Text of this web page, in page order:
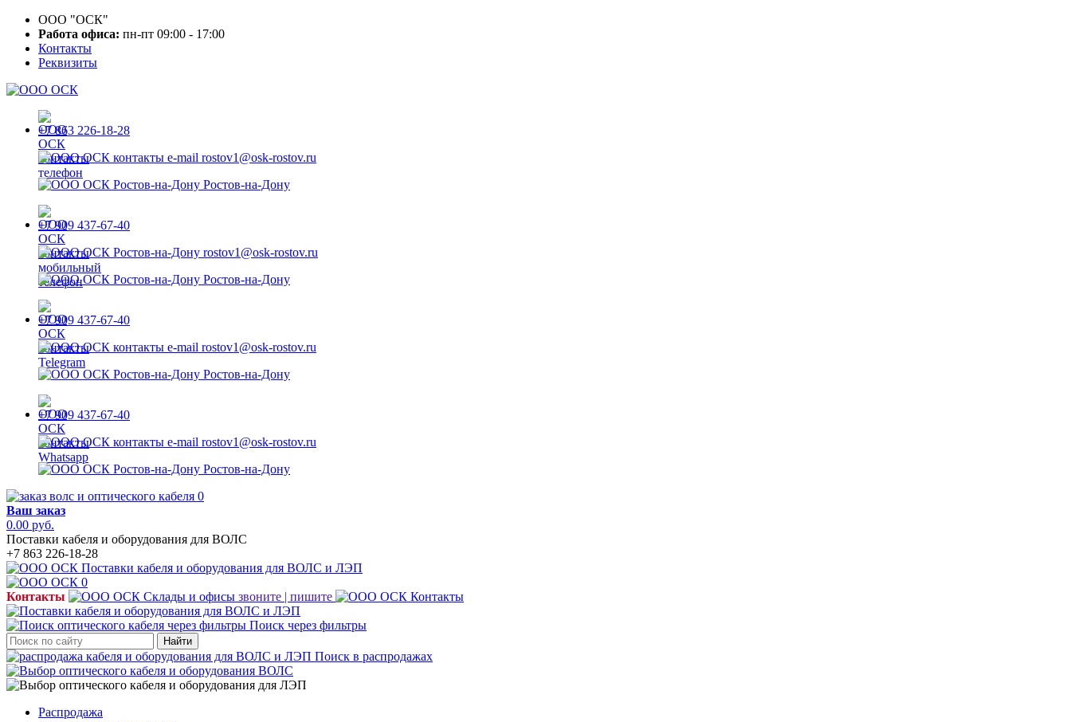
ООО "ОСК"
Работа офиса: пн-пт 09:00 - 17:00
Контакты
Реквизиты
+7 863 226-18-28
rostov1@osk-rostov.ru
Ростов-на-Дону
+7 909 437-67-40
rostov1@osk-rostov.ru
Ростов-на-Дону
+7 909 437-67-40
rostov1@osk-rostov.ru
Ростов-на-Дону
+7 909 437-67-40
rostov1@osk-rostov.ru
Ростов-на-Дону
0
Ваш заказ
0.00 руб.
Поставки кабеля и оборудования для ВОЛС
+7 863 226-18-28
0
Контакты
звоните | пишите
Поиск через фильтры
Найти
Поиск в распродажах
Распродажа